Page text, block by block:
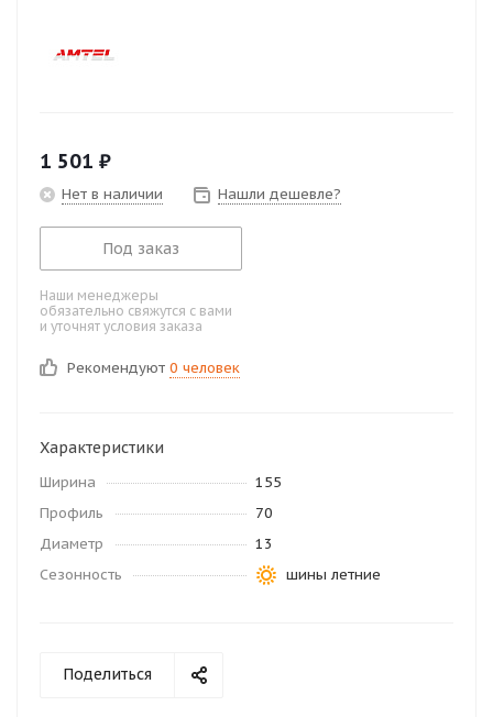
1 501 ₽
Нет в наличии Нашли дешевле?
Под заказ
Наши менеджеры
обязательно свяжутся с вами
и уточнят условия заказа
Рекомендуют 0 человек
Характеристики
Ширина
155
Профиль
70
Диаметр
13
Сезонность
шины летние
Поделиться